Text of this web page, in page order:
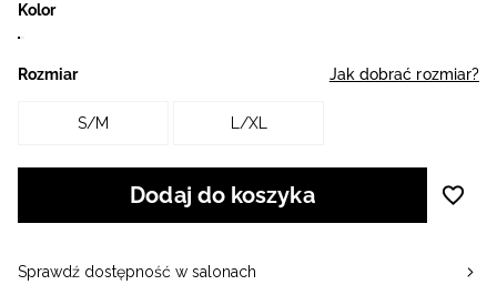
Kolor
Rozmiar Jak dobrać rozmiar?
S/M L/XL
Dodaj do koszyka
Sprawdź dostępność w salonach